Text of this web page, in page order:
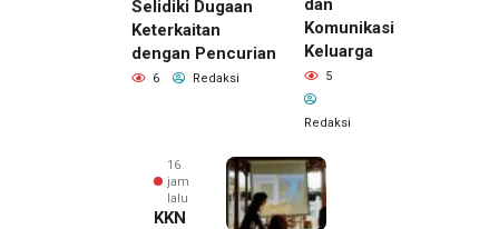
Selidiki Dugaan
Keterkaitan
dengan Pencurian
6 Redaksi
dan
Komunikasi
Keluarga
5
Redaksi
16
jam
lalu
KKN